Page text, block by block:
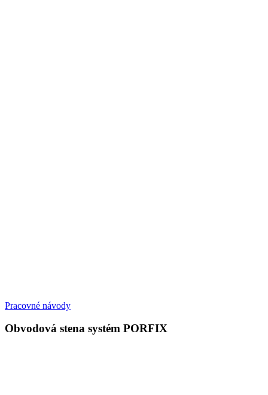
Pracovné návody
Obvodová stena systém PORFIX